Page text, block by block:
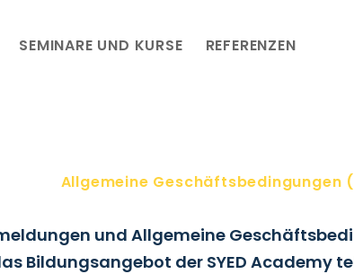
SEMINARE UND KURSE REFERENZEN
Allgemeine Geschäftsbedingungen
elit. Ut elit tellus, luctus nec
und Allgemeine
Bildungsangebot der SYED Academy